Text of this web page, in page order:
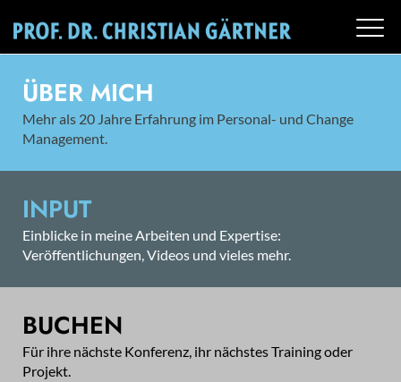
ÜBER MICH
Mehr als 20 Jahre Erfahrung im Personal- und Change
Management.
INPUT
Einblicke in meine Arbeiten und Expertise:
Veröffentlichungen, Videos und vieles mehr.
BUCHEN
Für ihre nächste Konferenz, ihr nächstes Training oder
Projekt.